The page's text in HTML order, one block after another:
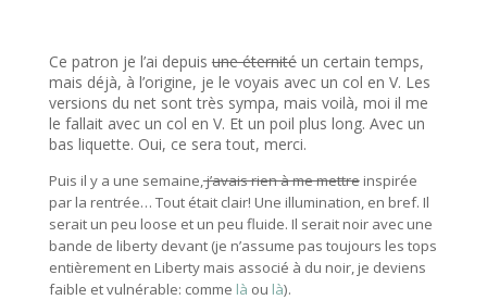
Ce patron je l’ai depuisune éternitéun certain temps,
mais déjà, à l’origine, je le voyais avec un col en V. Les
versions du net sont très sympa, mais voilà, moi il me
le fallait avec un col en V. Et un poil plus long. Avec un
bas liquette. Oui, ce sera tout, merci.
Puis il y a une semaine,j’avais rien à me mettreinspirée
par la rentrée… Tout était clair! Une illumination, en bref. Il
serait un peu loose et un peu fluide. Il serait noir avec une
bande de liberty devant (je n’assume pas toujours les tops
entièrement en Liberty mais associé à du noir, je deviens
faible et vulnérable: comme là ou là).